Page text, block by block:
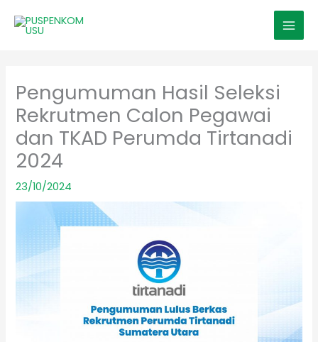
Pengumuman Hasil Seleksi
Rekrutmen Calon Pegawai
dan TKAD Perumda Tirtanadi
2024
23/10/2024